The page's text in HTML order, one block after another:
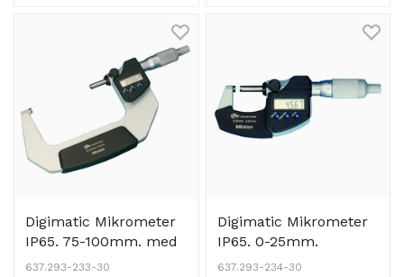
Digimatic Mikrometer
IP65. 75-100mm. med
datautgång
637.293-233-30
Digimatic Mikrometer
IP65. 0-25mm.
friktionstrumma. med
637.293-234-30